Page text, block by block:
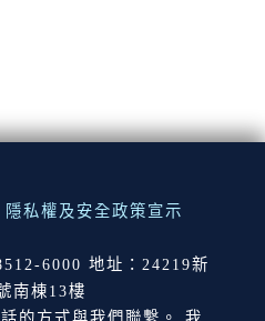
隱私權及安全政策宣示
6000 地址：24219新
南棟13樓